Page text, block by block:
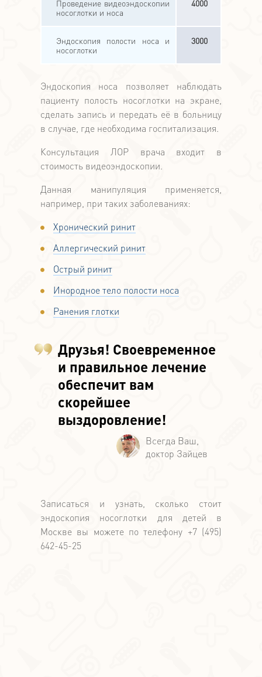
Проведение видеоэндоскопии
носоглотки и носа
4000
Эндоскопия полости носа и
носоглотки
3000
Эндоскопия носа позволяет наблюдать
пациенту полость носоглотки на экране,
сделать запись и передать её в больницу
в случае, где необходима госпитализация.
Консультация ЛОР врача входит в
стоимость видеоэндоскопии.
Данная манипуляция применяется,
например, при таких заболеваниях:
Хронический ринит
Аллергический ринит
Острый ринит
Инородное тело полости носа
Ранения глотки
Друзья! Своевременное
и правильное лечение
обеспечит вам
скорейшее
выздоровление!
Записаться и узнать, сколько стоит
эндоскопия носоглотки для детей в
Москве вы можете по телефону +7 (495)
642-45-25